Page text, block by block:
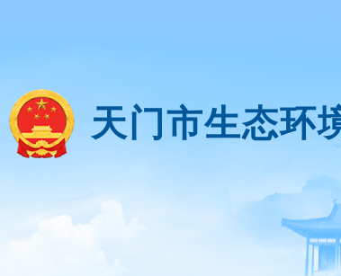
天门市生态环